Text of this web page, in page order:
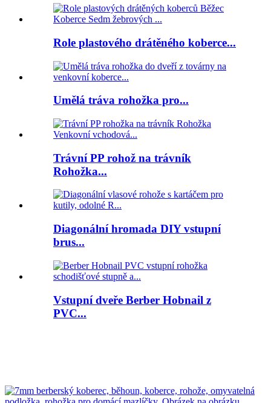
Role plastového drátěného koberce...
Umělá tráva rohožka pro...
Trávní PP rohož na trávník
Rohožka...
Diagonální hromada DIY vstupní
brus...
Vstupní dveře Berber Hobnail z
PVC...